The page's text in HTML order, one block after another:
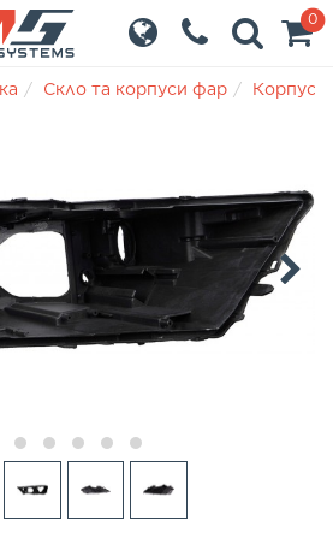
0
Скло та корпуси фар Корпуси